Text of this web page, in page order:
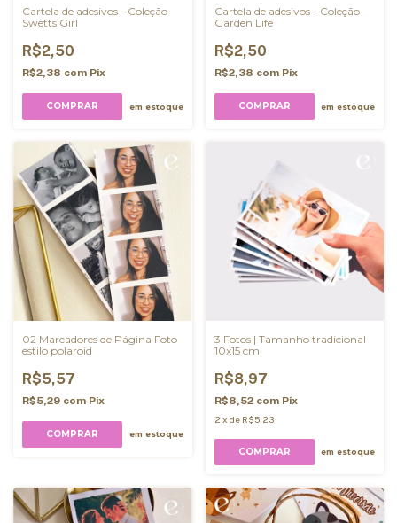
Cartela de adesivos - Coleção
Swetts Girl
R$2,50
R$2,38 com Pix
em estoque
Cartela de adesivos - Coleção
Garden Life
R$2,50
R$2,38 com Pix
em estoque
02 Marcadores de Página Foto
estilo polaroid
R$5,57
R$5,29 com Pix
COMPRAR em estoque
3 Fotos | Tamanho tradicional
10x15 cm
R$8,97
R$8,52 com Pix
2 x de R$5,23
em estoque